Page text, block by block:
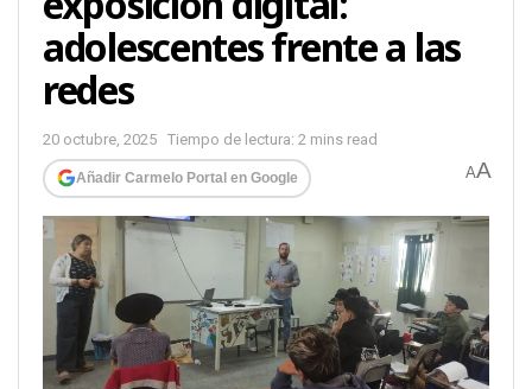
adolescentes frente a las
redes
20 octubre, 2025 Tiempo de lectura: 2 mins read
Añadir Carmelo Portal en Google AA